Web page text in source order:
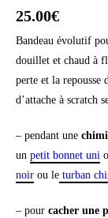
25.00€
Bandeau évolutif
douillet et chaud à
perte et la repousse
d’attache à scratch
– pendant une
un petit bonnet uni
noir ou le turban
– pour cacher une